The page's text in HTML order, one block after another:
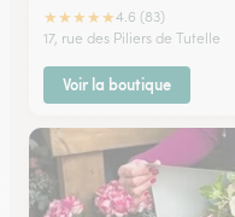
★★★★★4.6 (83)
17, rue des Piliers de Tutelle
Voir la boutique